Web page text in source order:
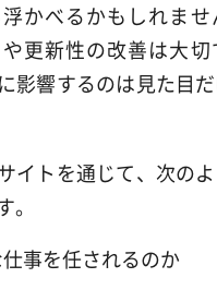
かべるかもしれませ
更新性の改善は大切
影響するのは見た目
イトを通じて、次の
事を任されるのか